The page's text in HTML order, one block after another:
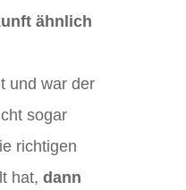
ähnlich
und war der
sogar
richtigen
hat, dann